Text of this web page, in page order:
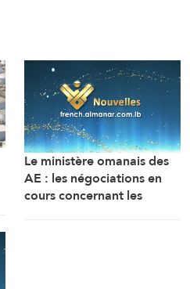
Le ministère omanais des
AE : les négociations en
cours concernant les